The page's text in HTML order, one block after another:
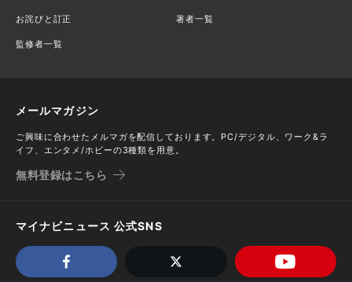
お詫びと訂正 著者一覧
監修者一覧
メールマガジン
ご興味に合わせたメルマガを配信しております。PC/デジタル、ワーク&ラ
イフ、エンタメ/ホビーの3種類を用意。
無料登録はこちら
マイナビニュース 公式SNS